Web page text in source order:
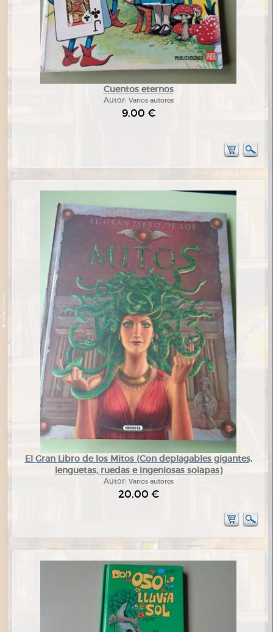
Cuentos eternos
Autor: Varios autores
9,00 €
El Gran Libro de los Mitos (Con deplagables gigantes,
lenguetas, ruedas e ingeniosas solapas)
Autor: Varios autores
20,00 €